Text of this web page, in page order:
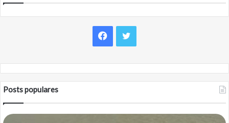
Posts populares